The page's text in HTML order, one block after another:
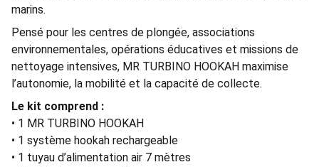
marins.
Pensé pour les centres de plongée, associations
environnementales, opérations éducatives et missions de
nettoyage intensives, MR TURBINO HOOKAH maximise
l’autonomie, la mobilité et la capacité de collecte.
Le kit comprend :
• 1 MR TURBINO HOOKAH
• 1 système hookah rechargeable
• 1 tuyau d’alimentation air 7 mètres